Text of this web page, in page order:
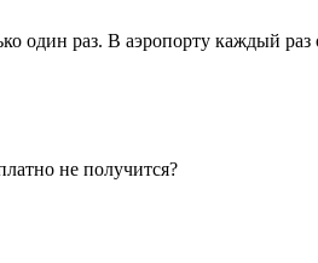
один раз. В аэропорту каждый
не получится?